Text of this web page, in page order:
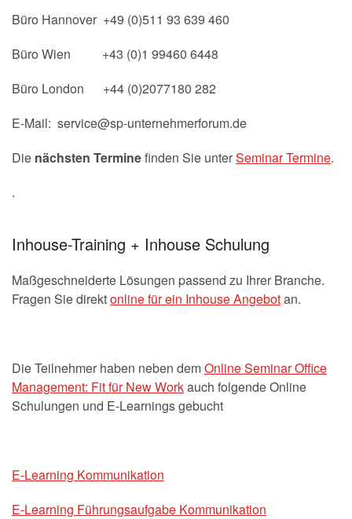
Büro Hannover +49 (0)511 93 639 460
Büro Wien +43 (0)1 99460 6448
Büro London +44 (0)2077180 282
E-Mail: service@sp-unternehmerforum.de
Die nächsten Terminefinden Sie unterSeminar Termine.
.
Inhouse-Training + Inhouse Schulung
Maßgeschneiderte Lösungen passend zu Ihrer Branche.
Fragen Sie direktonline für ein Inhouse Angebotan.
Die Teilnehmer haben neben demOnline Seminar Office
Management: Fit für New Workauch folgende Online
Schulungen und E-Learnings gebucht
E-Learning Kommunikation
E-Learning Führungsaufgabe Kommunikation